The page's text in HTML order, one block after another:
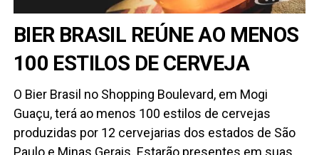
BIER BRASIL REÚNE AO MENOS
100 ESTILOS DE CERVEJA
O Bier Brasil no Shopping Boulevard, em Mogi
Guaçu, terá ao menos 100 estilos de cervejas
produzidas por 12 cervejarias dos estados de São
Paulo e Minas Gerais. Estarão presentes em suas